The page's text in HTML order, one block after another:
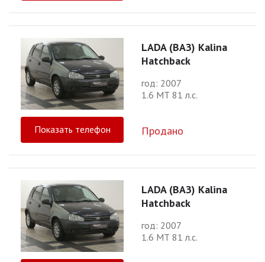
LADA (ВАЗ) Kalina
Hatchback
год: 2007
1.6 МТ 81 л.с.
Показать телефон Продано
LADA (ВАЗ) Kalina
Hatchback
год: 2007
1.6 МТ 81 л.с.